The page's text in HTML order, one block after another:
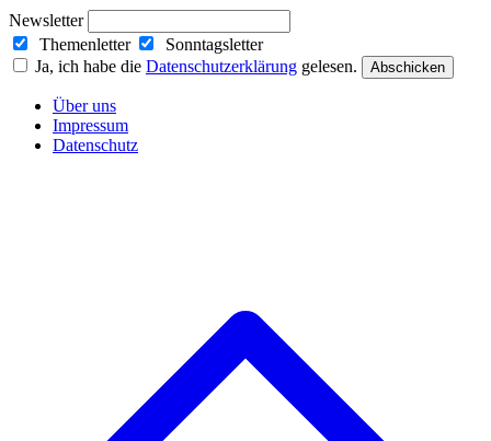
Newsletter
Themenletter
Sonntagsletter
Ja, ich habe die Datenschutzerklärung gelesen. Abschicken
Über uns
Impressum
Datenschutz